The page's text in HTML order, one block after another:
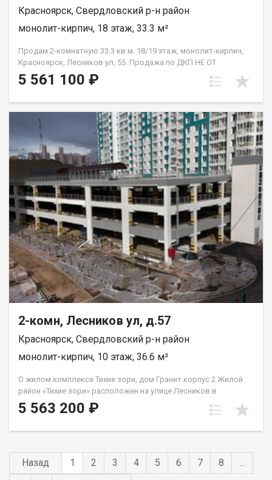
Красноярск, Свердловский р-н район
монолит-кирпич, 18 этаж, 33.3 м²
Продам 2-комнатную 33.3 кв.м. 18/19 этаж, монолит-кирпич,
Красноярск, Лесников ул, 55. Продажа по ДКП НЕ ОТ
ЗАСТРОЙЩИКА.
5 561 100 ₽
2-комн, Лесников ул, д.57
Красноярск, Свердловский р-н район
монолит-кирпич, 10 этаж, 36.6 м²
О жилом комплексе Тихие зори, дом Гранит корпус 2 Жилой
район «Тихие зори» расположен на улице Лесников в
Свердловском районе Красноярска и представлен
монолитно-кирпичными домами различной этажности. Дом
Преимущества жилого района «Тихие зори» Экологически
благоприятный район с красивыми видами на реку Енисей и
5 563 200 ₽
Назад 1 2 3 4 5 6 7 8
...